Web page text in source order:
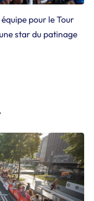
pour le Tour
star du patinage